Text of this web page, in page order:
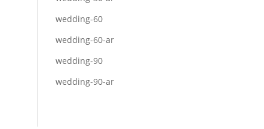
wedding-60
wedding-60-ar
wedding-90
wedding-90-ar